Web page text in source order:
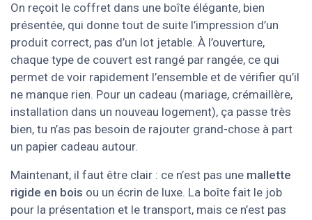
On reçoit le coffret dans une boîte élégante, bien
présentée, qui donne tout de suite l’impression d’un
produit correct, pas d’un lot jetable. À l’ouverture,
chaque type de couvert est rangé par rangée, ce qui
permet de voir rapidement l’ensemble et de vérifier qu’il
ne manque rien. Pour un cadeau (mariage, crémaillère,
installation dans un nouveau logement), ça passe très
bien, tu n’as pas besoin de rajouter grand-chose à part
un papier cadeau autour.
Maintenant, il faut être clair : ce n’est pas une mallette
rigide en bois ou un écrin de luxe. La boîte fait le job
pour la présentation et le transport, mais ce n’est pas